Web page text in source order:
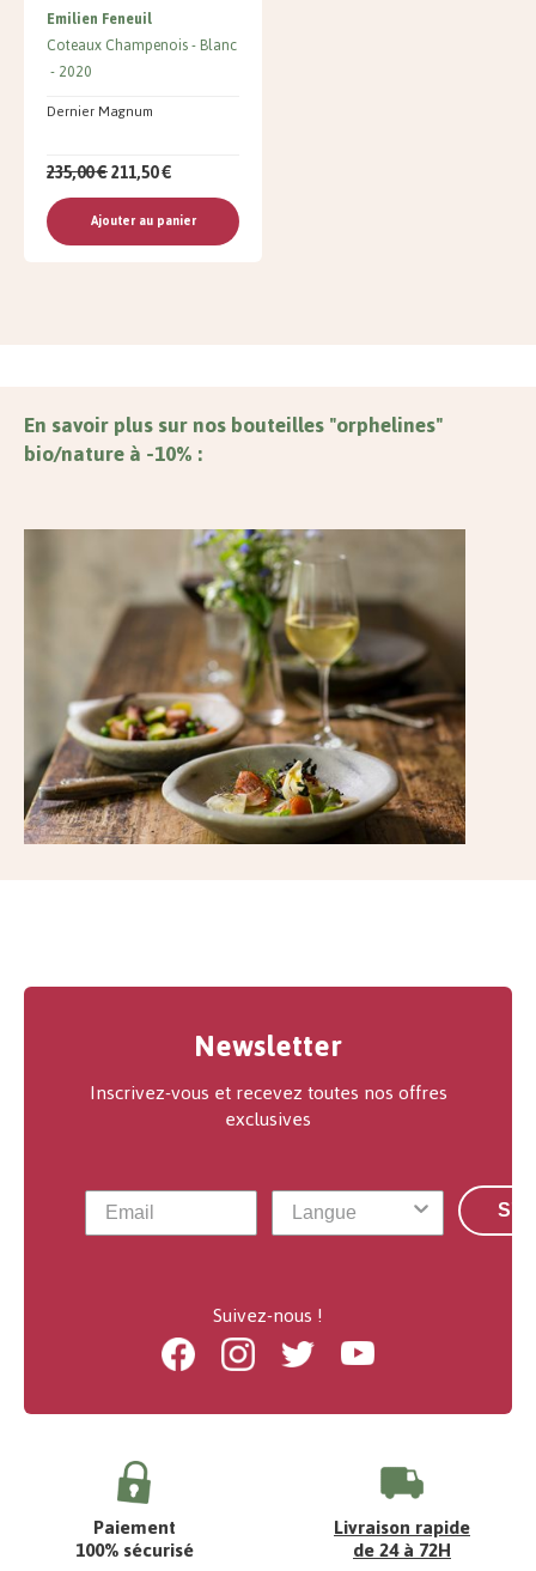
Dernier Magnum
Emilien Feneuil
Coteaux Champenois Blanc
2020
235,00 €211,50 €
Ajouter au panier
En savoir plus sur nos bouteilles "orphelines"
bio/nature à -10% :
Newsletter
Inscrivez-vous et recevez toutes nos offres
exclusives
Suivez-nous !
FacebookInstagramTwitter Youtube
Paiement
100% sécurisé
Livraison rapide
de 24 à 72H